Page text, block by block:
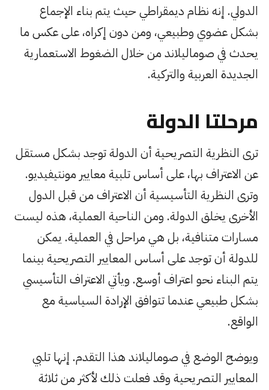
الدولي. إنه نظام ديمقراطي حيث يتم بناء الإجماع
بشكل عضوي وطبيعي، ومن دون إكراه، على عكس ما
يحدث في صوماليلاند من خلال الضغوط الاستعمارية
الجديدة العربية والتركية.
مرحلتا الدولة
ترى النظرية التصريحية أن الدولة توجد بشكل مستقل
عن الاعتراف بها، على أساس تلبية معايير مونتيفيديو.
وترى النظرية التأسيسية أن الاعتراف من قبل الدول
الأخرى يخلق الدولة. ومن الناحية العملية، هذه ليست
مسارات متنافية، بل هي مراحل في العملية. يمكن
للدولة أن توجد على أساس المعايير التصريحية بينما
يتم البناء نحو اعتراف أوسع. ويأتي الاعتراف التأسيسي
بشكل طبيعي عندما تتوافق الإرادة السياسية مع
الواقع.
ويوضح الوضع في صوماليلاند هذا التقدم. إنها تلبي
المعايير التصريحية وقد فعلت ذلك لأكثر من ثلاثة